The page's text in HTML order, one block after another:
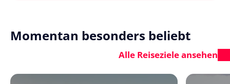
Momentan besonders beliebt
Alle Reiseziele ansehen